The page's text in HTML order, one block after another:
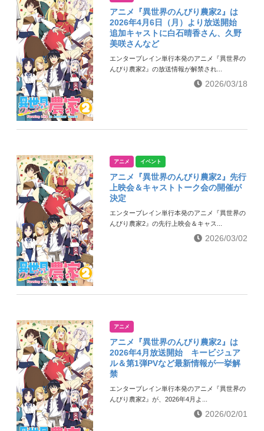
アニメ『異世界のんびり農家2』は
2026年4月6日（月）より放送開始
追加キャストに白石晴香さん、久野
美咲さんなど
エンターブレイン単行本発のアニメ『異世界の
んびり農家2』の放送情報が解禁され...
2026/03/18
アニメ イベント
アニメ『異世界のんびり農家2』先行
上映会＆キャストトーク会の開催が
決定
エンターブレイン単行本発のアニメ『異世界の
んびり農家2』の先行上映会＆キャス...
2026/03/02
アニメ
アニメ『異世界のんびり農家2』は
2026年4月放送開始 キービジュア
ル＆第1弾PVなど最新情報が一挙解
禁
エンターブレイン単行本発のアニメ『異世界の
んびり農家2』が、2026年4月よ...
2026/02/01